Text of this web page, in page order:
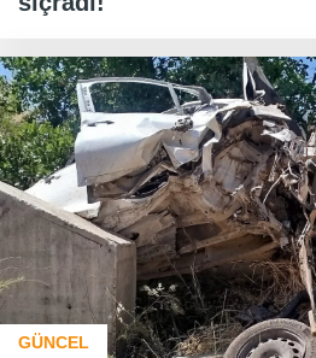
GÜNCEL